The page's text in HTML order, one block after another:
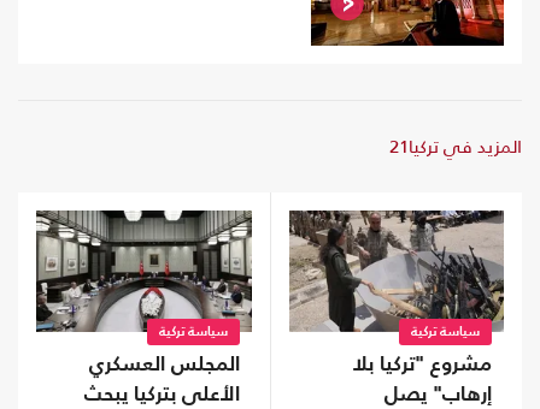
المزيد في تركيا21
سياسة تركية
مشروع "تركيا بلا
إرهاب" يصل
سياسة تركية
المجلس العسكري
الأعلى بتركيا يبحث